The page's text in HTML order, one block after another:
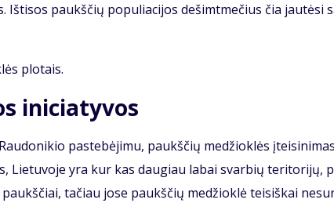
Iš­ti­sos paukš­čių po­pu­lia­ci­jos de­šimt­me­čius čia jau­tė­si
plo­tais.
ini­cia­ty­vos
pa­ste­bė­ji­mu, paukš­čių me­džiok­lės
Lie­tu­vo­je yra kur kas dau­giau la­bai svar­bių te­ri­to­ri­jų,
ta­čiau jo­se paukš­čių me­džiok­lė tei­siš­kai